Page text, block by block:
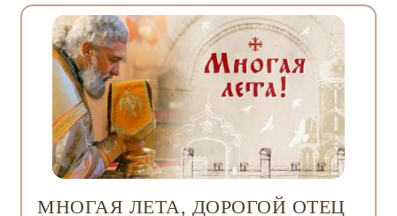
МНОГАЯ ЛЕТА, ДОРОГОЙ ОТЕЦ